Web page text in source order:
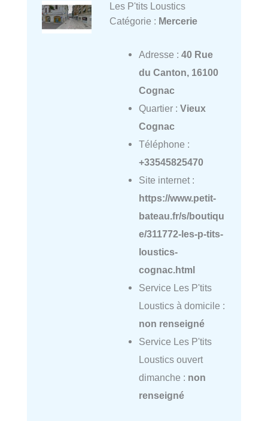
Les P'tits Loustics
Catégorie : Mercerie
Adresse : 40 Rue
du Canton, 16100
Cognac
Quartier : Vieux
Cognac
Téléphone :
+33545825470
Site internet :
https://www.petit-
bateau.fr/s/boutiqu
e/311772-les-p-tits-
loustics-
cognac.html
Service Les P'tits
Loustics à domicile :
non renseigné
Service Les P'tits
Loustics ouvert
dimanche : non
renseigné